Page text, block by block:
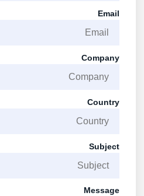
Email
Company
Country
Subject
Message